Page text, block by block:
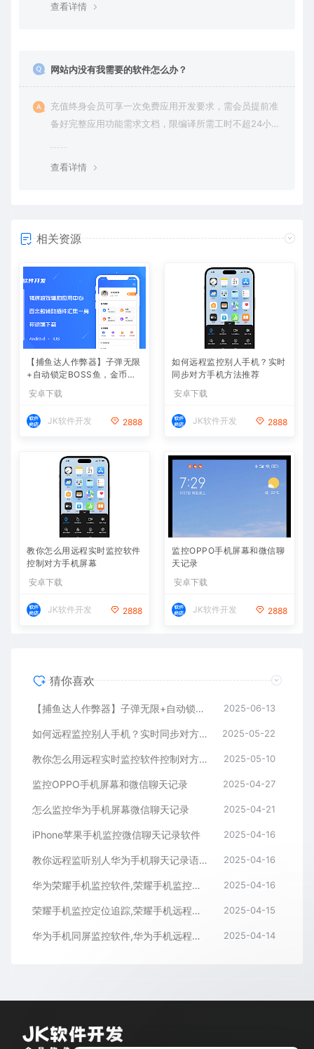
查看详情
网站内没有我需要的软件怎么办？
充值终身会员可享一次免费应用开发要求，需会员提前准
备好完整应用功能需求文档，限编译所需工时不超24小
查看详情
相关资源
【捕鱼达人作弊器】子弹无限
+自动锁定BOSS鱼，金币爆
安卓下载
JK软件开发 2888
如何远程监控别人手机？实时
同步对方手机方法推荐
安卓下载
JK软件开发 2888
教你怎么用远程实时监控软件
控制对方手机屏幕
安卓下载
JK软件开发 2888
监控OPPO手机屏幕和微信聊
天记录
安卓下载
JK软件开发 2888
猜你喜欢
【捕鱼达人作弊器】子弹无限+自动锁定BOSS鱼，金币爆仓 2025-06-13
如何远程监控别人手机？实时同步对方手机方法推荐 2025-05-22
教你怎么用远程实时监控软件控制对方手机屏幕 2025-05-10
监控OPPO手机屏幕和微信聊天记录 2025-04-27
怎么监控华为手机屏幕微信聊天记录 2025-04-21
iPhone苹果手机监控微信聊天记录软件 2025-04-16
教你远程监听别人华为手机聊天记录语音通话内容 2025-04-16
华为荣耀手机监控软件,荣耀手机监控微信聊天记录APP 2025-04-16
荣耀手机监控定位追踪,荣耀手机远程监控同屏APP 2025-04-15
华为手机同屏监控软件,华为手机远程监控APP 2025-04-14